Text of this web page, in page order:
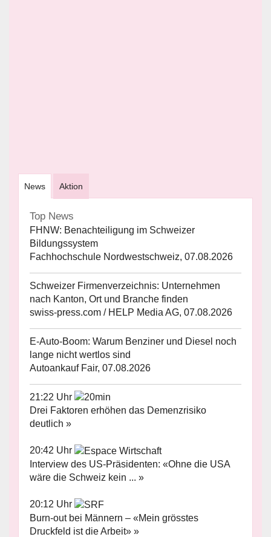
News Aktion
Top News
FHNW: Benachteiligung im Schweizer
Bildungssystem
Fachhochschule Nordwestschweiz, 07.08.2026
Schweizer Firmenverzeichnis: Unternehmen
nach Kanton, Ort und Branche finden
swiss-press.com / HELP Media AG, 07.08.2026
E-Auto-Boom: Warum Benziner und Diesel noch
lange nicht wertlos sind
Autoankauf Fair, 07.08.2026
21:22 Uhr
Drei Faktoren erhöhen das Demenzrisiko
deutlich »
20:42 Uhr
Interview des US-Präsidenten: «Ohne die USA
wäre die Schweiz kein ... »
20:12 Uhr
Burn-out bei Männern – «Mein grösstes
Druckfeld ist die Arbeit» »